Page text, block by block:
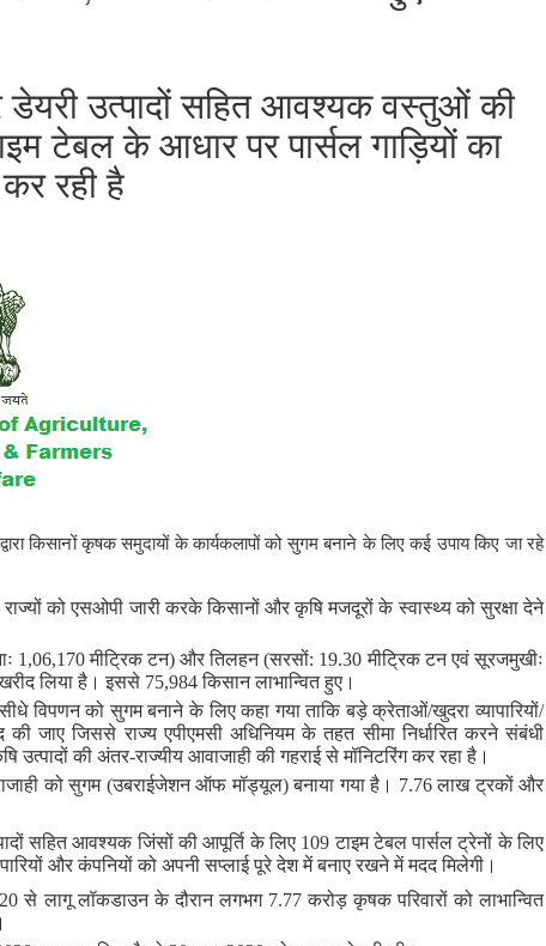
उत्पादों सहित आवश्यक वस्तुओं की
टेबल के आधार पर पार्सल गाड़ियों का
रही है
किसानों कृषक समुदायों के कार्यकलापों को सुगम बनाने के लिए कई उपाय किए जा रहे
को एसओपी जारी करके किसानों और कृषि मजदूरों के स्वास्थ्य को सुरक्षा देने
1,06,170 मीट्रिक टन) और तिलहन (सरसों: 19.30 मीट्रिक टन एवं सूरजमुखीः
लिया है। इससे 75,984 किसान लाभान्वित हुए।
विपणन को सुगम बनाने के लिए कहा गया ताकि बड़े क्रेताओं/खुदरा व्यापारियों/
जाए जिससे राज्य एपीएमसी अधिनियम के तहत सीमा निर्धारित करने संबंधी
की अंतर-राज्यीय आवाजाही की गहराई से मॉनिटरिंग कर रहा है।
को सुगम (उबराईजेशन ऑफ मॉड्यूल) बनाया गया है। 7.76 लाख ट्रकों और
सहित आवश्यक जिंसों की आपूर्ति के लिए 109 टाइम टेबल पार्सल ट्रेनों के लिए
और कंपनियों को अपनी सप्लाई पूरे देश में बनाए रखने में मदद मिलेगी।
से लागू लॉकडाउन के दौरान लगभग 7.77 करोड़ कृषक परिवारों को लाभान्वित